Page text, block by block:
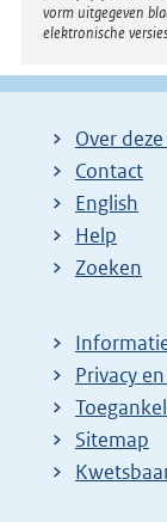
vorm uitgegeven
elektronische
Over
Contact
English
Help
Zoeken
Privacy
Sitemap
E